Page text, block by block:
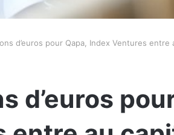
d’euros pour Qapa, Index Ventures entre
d’euros